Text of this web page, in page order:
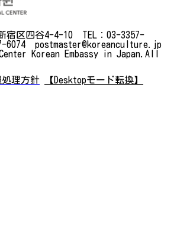
宿区四谷4-4-10 TEL：03-3357-
6074 postmaster@koreanculture.jp
Korean Embassy in Japan.All
理方針
【Desktopモード転換】